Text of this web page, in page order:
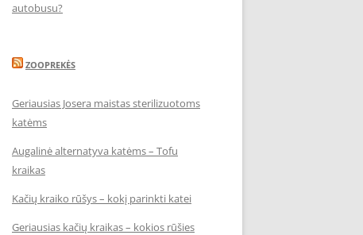
autobusu?
ZOOPREKĖS
Geriausias Josera maistas sterilizuotoms
katėms
Augalinė alternatyva katėms – Tofu
kraikas
Kačių kraiko rūšys – kokį parinkti katei
Geriausias kačių kraikas – kokios rūšies